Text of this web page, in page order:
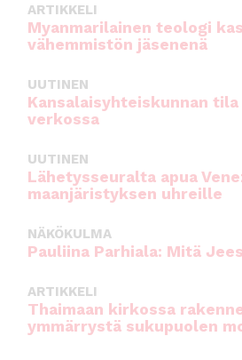
ARTIKKELI
Myanmarilainen teologi
vähemmistön jäsenenä
UUTINEN
Kansalaisyhteiskunnan tila
verkossa
UUTINEN
Lähetysseuralta apua
maanjäristyksen uhreille
NÄKÖKULMA
Pauliina Parhiala: Mitä
ARTIKKELI
Thaimaan kirkossa
ymmärrystä sukupuolen